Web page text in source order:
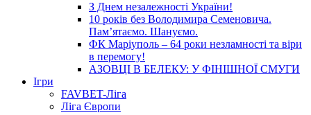
З Днем незалежності України!
10 років без Володимира Семеновича.
Пам’ятаємо. Шануємо.
ФК Маріуполь – 64 роки незламності та віри
в перемогу!
АЗОВЦІ В БЕЛЕКУ: У ФІНІШНОЇ СМУГИ
Ігри
FAVBET-Ліга
Ліга Європи